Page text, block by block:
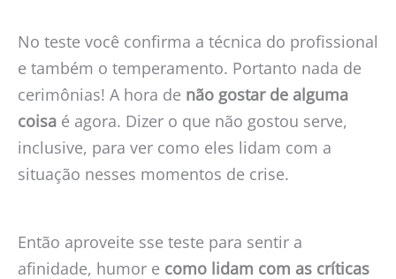
No teste você confirma a técnica do profissional
e também o temperamento. Portanto nada de
cerimônias! A hora de não gostar de alguma
coisa é agora. Dizer o que não gostou serve,
inclusive, para ver como eles lidam com a
situação nesses momentos de crise.
Então aproveite sse teste para sentir a
afinidade, humor e como lidam com as críticas